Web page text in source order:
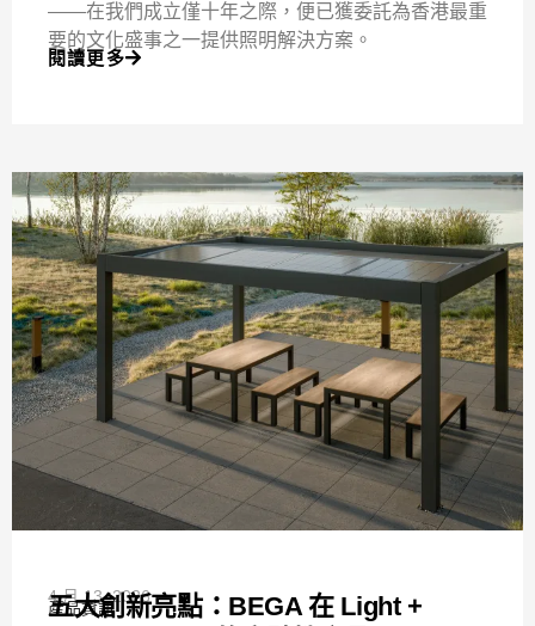
——在我們成立僅十年之際，便已獲委託為香港最重
要的文化盛事之一提供照明解決方案。
閱讀更多
4 月 13, 2026
產品資訊
五大創新亮點：BEGA 在 Light +